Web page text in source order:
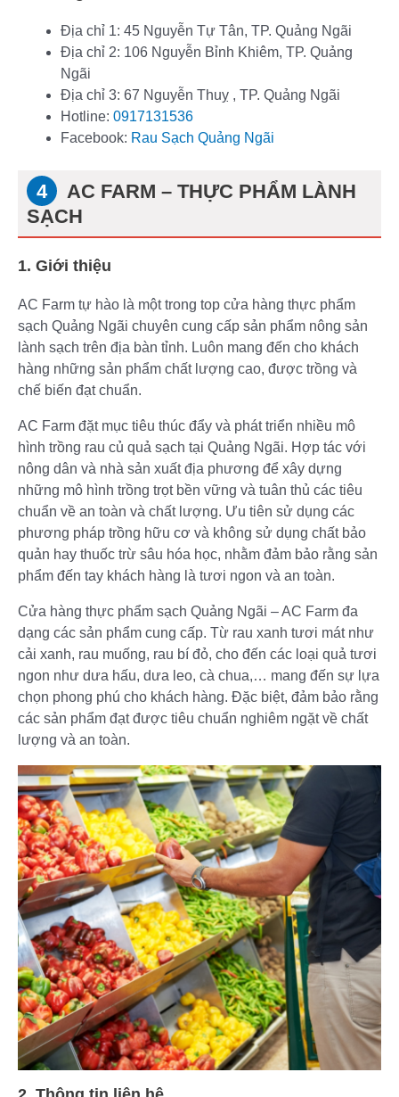
Địa chỉ 1: 45 Nguyễn Tự Tân, TP. Quảng Ngãi
Địa chỉ 2: 106 Nguyễn Bỉnh Khiêm, TP. Quảng
Ngãi
Địa chỉ 3: 67 Nguyễn Thuỵ , TP. Quảng Ngãi
Hotline: 0917131536
Facebook: Rau Sạch Quảng Ngãi
AC FARM – THỰC PHẨM LÀNH
SẠCH
1. Giới thiệu
AC Farm tự hào là một trong top cửa hàng thực phẩm
sạch Quảng Ngãi chuyên cung cấp sản phẩm nông sản
lành sạch trên địa bàn tỉnh. Luôn mang đến cho khách
hàng những sản phẩm chất lượng cao, được trồng và
chế biến đạt chuẩn.
AC Farm đặt mục tiêu thúc đẩy và phát triển nhiều mô
hình trồng rau củ quả sạch tại Quảng Ngãi. Hợp tác với
nông dân và nhà sản xuất địa phương để xây dựng
những mô hình trồng trọt bền vững và tuân thủ các tiêu
chuẩn về an toàn và chất lượng. Ưu tiên sử dụng các
phương pháp trồng hữu cơ và không sử dụng chất bảo
quản hay thuốc trừ sâu hóa học, nhằm đảm bảo rằng sản
phẩm đến tay khách hàng là tươi ngon và an toàn.
Cửa hàng thực phẩm sạch Quảng Ngãi – AC Farm đa
dạng các sản phẩm cung cấp. Từ rau xanh tươi mát như
cải xanh, rau muống, rau bí đỏ, cho đến các loại quả tươi
ngon như dưa hấu, dưa leo, cà chua,… mang đến sự lựa
chọn phong phú cho khách hàng. Đặc biệt, đảm bảo rằng
các sản phẩm đạt được tiêu chuẩn nghiêm ngặt về chất
lượng và an toàn.